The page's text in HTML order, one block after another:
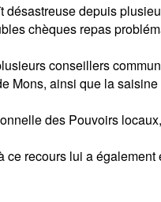
depuis
chèques repas
conseillers
Mons, ainsi que la
des Pouvoirs
recours lui a